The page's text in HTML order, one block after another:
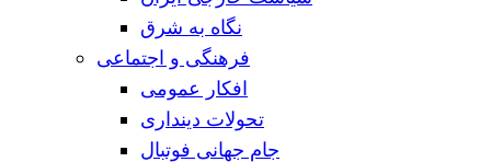
نگاه به شرق
فرهنگی و اجتماعی
افکار عمومی
تحولات دینداری
جام جهانی فوتبال